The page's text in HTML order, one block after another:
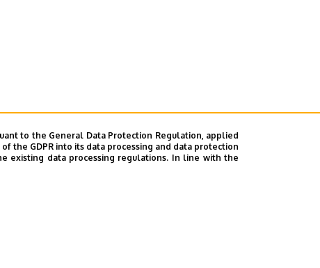
to the General Data Protection Regulation, applied
the GDPR into its data processing and data protection
existing data processing regulations. In line with the